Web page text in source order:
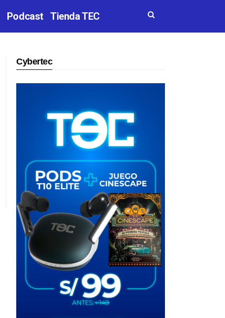
Podcast Tienda TEC
Cybertec